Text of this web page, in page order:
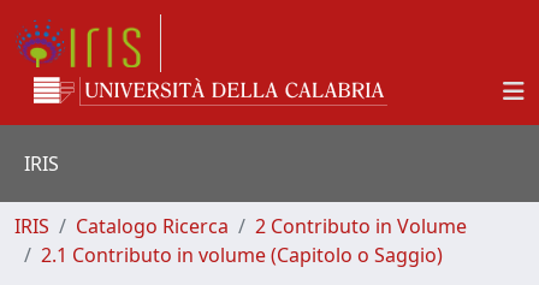
IRIS
IRIS Catalogo Ricerca
2 Contributo in Volume
2.1 Contributo in volume (Capitolo o Saggio)